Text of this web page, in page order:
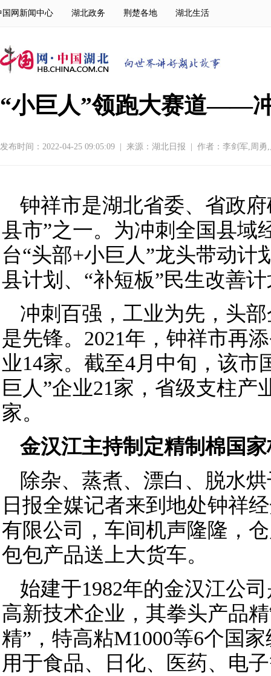
国网新闻中心 湖北政务 荆楚各地 湖北生活
“小巨人”领跑大赛道——
发布时间：2022-04-25 09:05:09 来源： 湖北日报 作者：李剑军,周勇
钟祥市是湖北省委、省政
县市”之一。为冲刺全国县域
台“头部+小巨人”龙头带动计
县计划、“补短板”民生改善
冲刺百强，工业为先，头
是先锋。2021年，钟祥市再
业14家。截至4月中旬，该市
巨人”企业21家，省级支柱产
家。
金汉江主持制定精制棉国
除杂、蒸煮、漂白、脱水
日报全媒记者来到地处钟祥
有限公司，车间机声隆隆，
包包产品送上大货车。
始建于1982年的金汉江公
高新技术企业，其拳头产品
精”，特高粘M1000等6个国
用于食品、日化、医药、电